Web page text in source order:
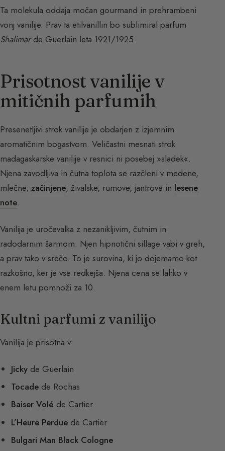
Ta molekula oddaja močan gourmand in prehrambeni
vonj vanilije. Prav ta etilvanillin bo sublimiral parfum
Shalimarde Guerlain leta 1921/1925.
Prisotnost vanilije v
mitičnih parfumih
Presenetljivi strok vanilije je obdarjen z izjemnim
aromatičnim bogastvom. Veličastni mesnati strok
madagaskarske vanilije v resnici ni posebej »sladek«.
Njena zavodljiva in čutna toplota se razčleni v medene,
mlečne, začinjene, živalske, rumove, jantrove in lesene
note.
Vanilija je uročevalka z nezanikljivim, čutnim in
radodarnim šarmom. Njen hipnotični sillage vabi v greh,
a prav tako v srečo. To je surovina, ki jo dojemamo kot
razkošno, ker je vse redkejša. Njena cena se lahko v
enem letu pomnoži za 10.
Kultni parfumi z vanilijo
Vanilija je prisotna v:
Jicky de Guerlain
Tocade de Rochas
Baiser Volé de Cartier
L’Heure Perdue de Cartier
Bulgari Man Black Cologne